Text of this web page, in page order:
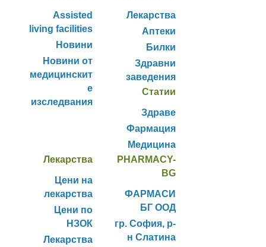
Assisted
living facilities
Новини
Новини от
медицинскит
е
изследвания
Лекарства
Аптеки
Билки
Здравни
заведения
Статии
Здраве
Фармация
Медицина
Лекарства
Цени на
лекарства
Цени по
НЗОК
Лекарства
PHARMACY-
BG
ФАРМАСИ
БГ ООД
гр. София, р-
н Слатина